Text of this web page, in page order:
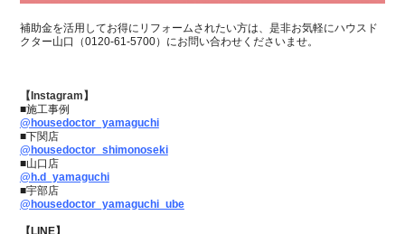
補助金を活用してお得にリフォームされたい方は、是非お気軽にハウスド
クター山口（0120-61-5700）にお問い合わせくださいませ。
【Instagram】
■施工事例
@housedoctor_yamaguchi
■下関店
@housedoctor_shimonoseki
■山口店
@h.d_yamaguchi
■宇部店
@housedoctor_yamaguchi_ube